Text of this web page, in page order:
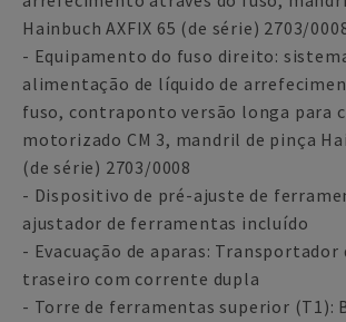
Hainbuch AXFIX 65 (de série) 2703/
- Equipamento do fuso direito:
alimentação de líquido de
fuso, contraponto versão longa para
motorizado CM 3, mandril de pinça
(de série) 2703/0008
- Dispositivo de pré-ajuste de
ajustador de ferramentas incluído
- Evacuação de aparas: Transportador
traseiro com corrente dupla
- Torre de ferramentas superior (T1):